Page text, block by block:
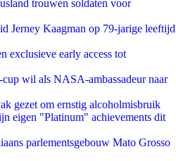
trouwen soldaten voor
Jerney Kaagman op 79-jarige leeftijd
exclusieve early access tot
wil als NASA-ambassadeur naar
gezet om ernstig alcoholmisbruik
eigen "Platinum" achievements dit
parlementsgebouw Mato Grosso